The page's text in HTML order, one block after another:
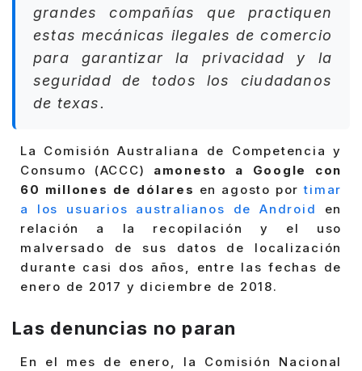
grandes compañías que practiquen
estas mecánicas ilegales de comercio
para garantizar la privacidad y la
seguridad de todos los ciudadanos
de texas.
La Comisión Australiana de Competencia y
Consumo (ACCC) amonesto a Google con
60 millones de dólares en agosto portimar
a los usuarios australianos de Android
en
relación a la recopilación y el uso
malversado de sus datos de localización
durante casi dos años, entre las fechas de
enero de 2017 y diciembre de 2018.
Las denuncias no paran
En el mes de enero, la Comisión Nacional